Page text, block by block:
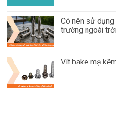
Có nên sử
trường ngoài
Vít bake mạ